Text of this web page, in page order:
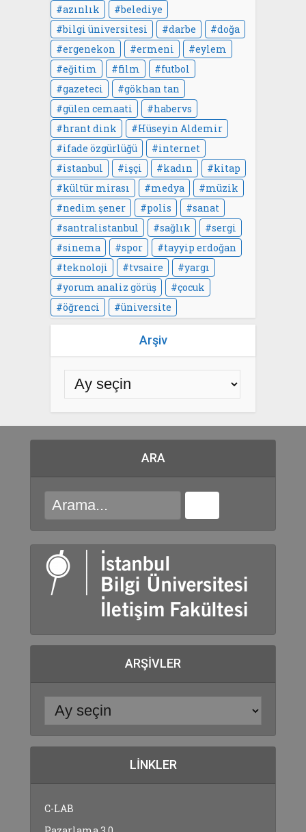
azınlık
belediye
bilgi üniversitesi
darbe
doğa
ergenekon
ermeni
eylem
eğitim
film
futbol
gazeteci
gökhan tan
gülen cemaati
habervs
hrant dink
Hüseyin Aldemir
ifade özgürlüğü
internet
istanbul
işçi kadın
kitap
kültür mirası
medya
müzik
nedim şener
polis
sanat
santralistanbul
sağlık
sergi
sinema
spor
tayyip erdoğan
teknoloji
tvsaire
yargı
yorum analiz görüş
çocuk
öğrenci
üniversite
Arşiv
ARA
ARŞIVLER
LINKLER
C-LAB